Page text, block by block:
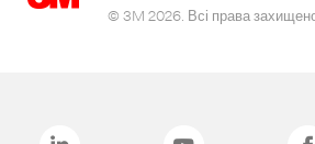
© 3M 2026. Всі права